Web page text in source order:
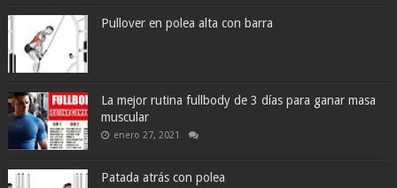
Pullover en polea alta con barra
La mejor rutina fullbody de 3 días para ganar masa
muscular
enero 27, 2021
Patada atrás con polea